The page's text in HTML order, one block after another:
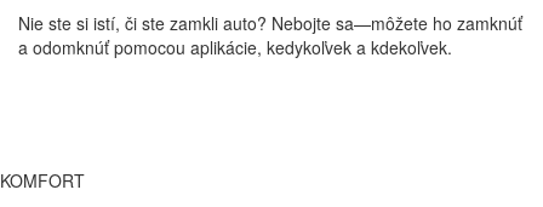
Nie ste si istí, či ste zamkli auto? Nebojte sa—môžete ho zamknúť
a odomknúť pomocou aplikácie, kedykoľvek a kdekoľvek.
KOMFORT